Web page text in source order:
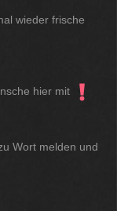
wieder frische
hier mit
Wort melden und